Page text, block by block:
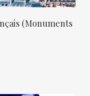
(Monuments